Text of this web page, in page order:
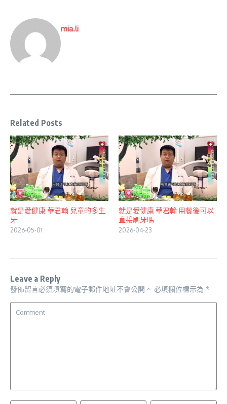
mia.li
Related Posts
就是愛健康 華君翰 兒童的多生
牙
2026-05-01
就是愛健康 華君翰 用餐後可以
直接刷牙嗎
2026-04-23
Leave a Reply
發佈留言必須填寫的電子郵件地址不會公開。 必填欄位標示為 *